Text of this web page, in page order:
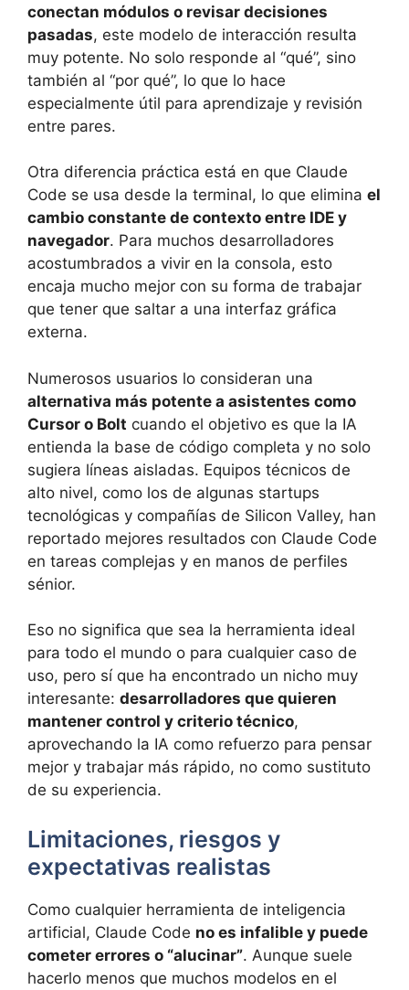
conectan módulos o revisar decisiones
pasadas, este modelo de interacción resulta
muy potente. No solo responde al “qué”, sino
también al “por qué”, lo que lo hace
especialmente útil para aprendizaje y revisión
entre pares.
Otra diferencia práctica está en que Claude
Code se usa desde la terminal, lo que elimina el
cambio constante de contexto entre IDE y
navegador. Para muchos desarrolladores
acostumbrados a vivir en la consola, esto
encaja mucho mejor con su forma de trabajar
que tener que saltar a una interfaz gráfica
externa.
Numerosos usuarios lo consideran una
alternativa más potente a asistentes como
Cursor o Bolt cuando el objetivo es que la IA
entienda la base de código completa y no solo
sugiera líneas aisladas. Equipos técnicos de
alto nivel, como los de algunas startups
tecnológicas y compañías de Silicon Valley, han
reportado mejores resultados con Claude Code
en tareas complejas y en manos de perfiles
sénior.
Eso no significa que sea la herramienta ideal
para todo el mundo o para cualquier caso de
uso, pero sí que ha encontrado un nicho muy
interesante: desarrolladores que quieren
mantener control y criterio técnico,
aprovechando la IA como refuerzo para pensar
mejor y trabajar más rápido, no como sustituto
de su experiencia.
Limitaciones, riesgos y
expectativas realistas
Como cualquier herramienta de inteligencia
artificial, Claude Code no es infalible y puede
cometer errores o “alucinar”. Aunque suele
hacerlo menos que muchos modelos en el